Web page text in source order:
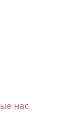
нас